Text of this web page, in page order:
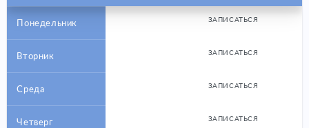
Понедельник ЗАПИСАТЬСЯ
Вторник ЗАПИСАТЬСЯ
Среда ЗАПИСАТЬСЯ
Четверг ЗАПИСАТЬСЯ